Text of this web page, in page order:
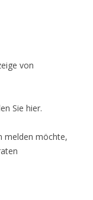
von
Sie hier.
melden möchte,